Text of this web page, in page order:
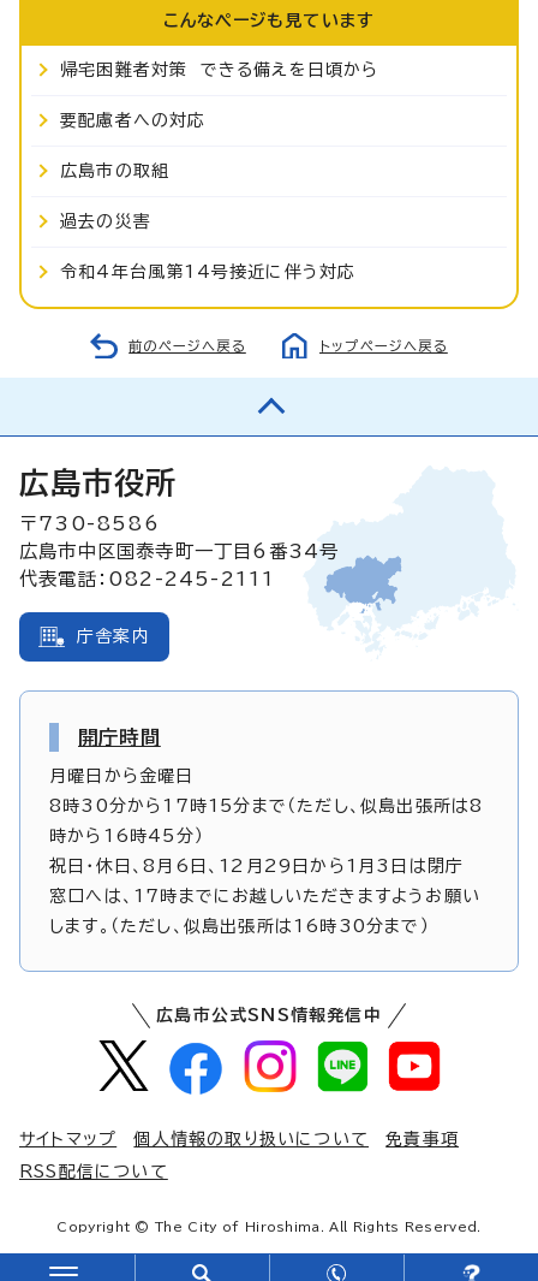
こんなページも見ています
帰宅困難者対策 できる備えを日頃から
要配慮者への対応
広島市の取組
過去の災害
令和4年台風第14号接近に伴う対応
前のページへ戻る トップページへ戻る
広島市役所
〒730-8586
広島市中区国泰寺町一丁目6番34号
代表電話：082-245-2111
庁舎案内
開庁時間
月曜日から金曜日
8時30分から17時15分まで（ただし、似島出張所は8
時から16時45分）
祝日・休日、8月6日、12月29日から1月3日は閉庁
窓口へは、17時までにお越しいただきますようお願い
します。（ただし、似島出張所は16時30分まで）
広島市公式SNS情報発信中
サイトマップ 個人情報の取り扱いについて
免責事項
RSS配信について
Copyright © The City of Hiroshima. All Rights Reserved.